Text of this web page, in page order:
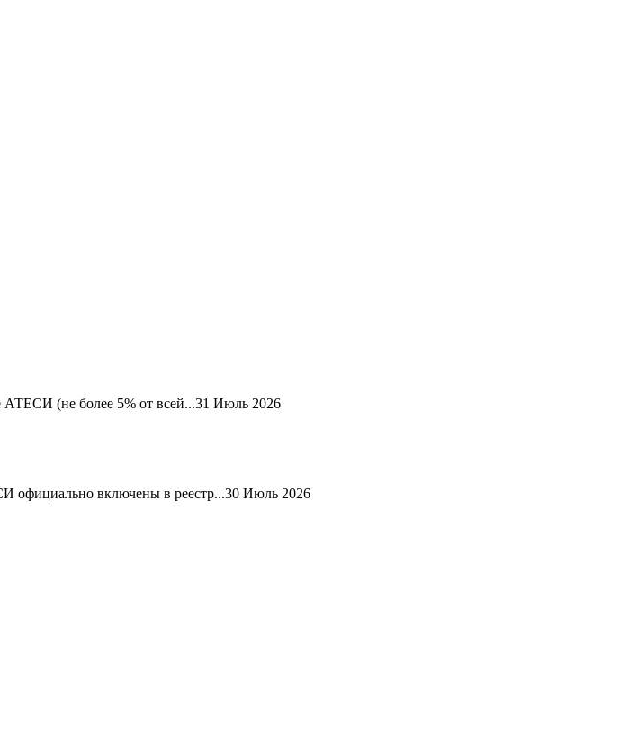
(не более 5% от всей...31 Июль 2026
включены в реестр...30 Июль 2026